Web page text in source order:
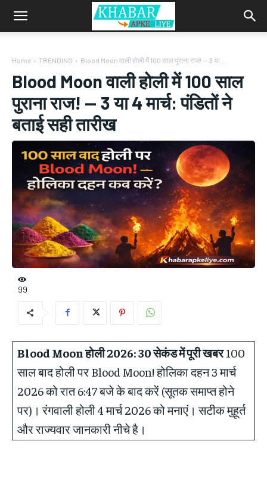
Home TRENDING Blood Moon वाली होली में 100 साल पुराना राज! — 3 या...
Blood Moon वाली होली में 100 साल
पुराना राज! — 3 या 4 मार्च: पंडितों ने
बताई सही तारीख
99
Blood Moon होली 2026:30 सेकंड में पूरी खबर100
साल बाद होली पर Blood Moon! होलिका दहन 3 मार्च
2026 को रात 6:47 बजे के बाद करें (सूतक समाप्त होने
पर)। रंगवाली होली 4 मार्च 2026 को मनाएं। सटीक मुहूर्त
और राज्यवार जानकारी नीचे है।